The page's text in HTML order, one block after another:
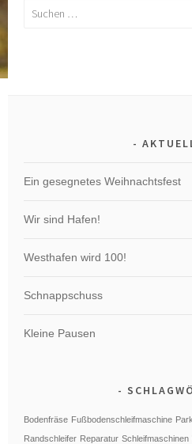
Suchen
Ein gesegnetes Weihnachtsfest
Wir sind Hafen!
Westhafen wird 100!
Schnappschuss
Kleine Pausen
Bodenfräse Fußbodenschleifmaschine
Randschleifer Reparatur Schleifmaschinen